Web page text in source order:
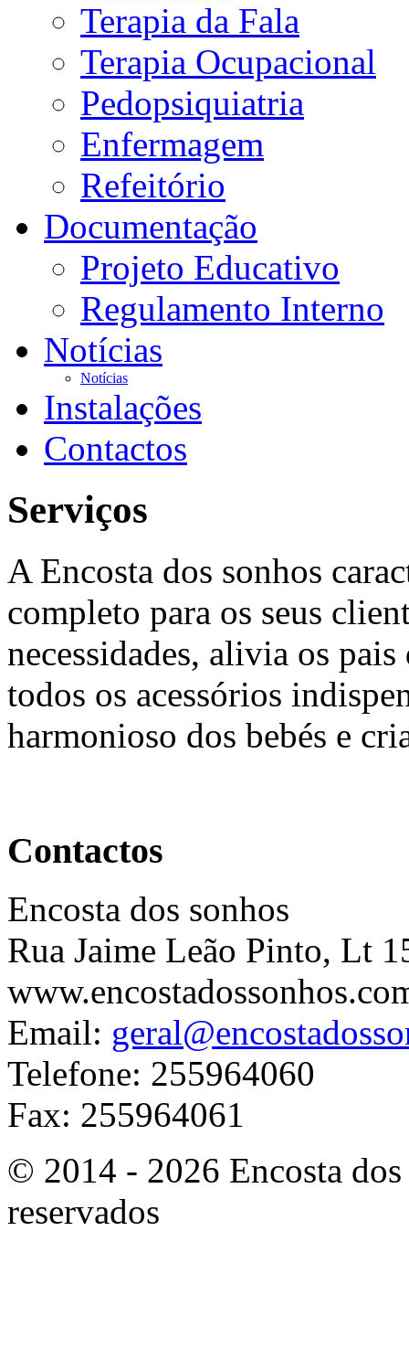
Terapia da Fala
Terapia Ocupacional
Pedopsiquiatria
Enfermagem
Refeitório
Documentação
Projeto Educativo
Regulamento Interno
Notícias
Notícias
Instalações
Contactos
Serviços
A Encosta dos sonhos
completo para os seus
necessidades, alivia os
todos os acessórios
harmonioso dos bebés e
Contactos
Encosta dos sonhos
Rua Jaime Leão Pinto, Lt
Email:
Telefone: 255964060
Fax: 255964061
© 2014 - 2026 Encosta
reservados